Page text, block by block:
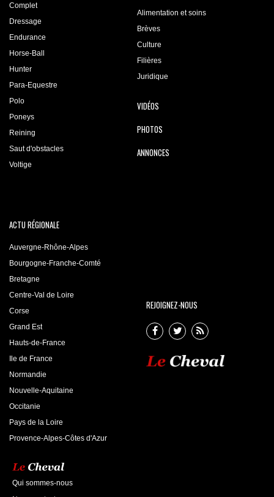
Complet
Dressage
Endurance
Horse-Ball
Hunter
Para-Equestre
Polo
Poneys
Reining
Saut d'obstacles
Voltige
Alimentation et soins
Brèves
Culture
Filières
Juridique
VIDÉOS
PHOTOS
ANNONCES
ACTU RÉGIONALE
Auvergne-Rhône-Alpes
Bourgogne-Franche-Comté
Bretagne
Centre-Val de Loire
Corse
Grand Est
Hauts-de-France
Ile de France
Normandie
Nouvelle-Aquitaine
Occitanie
Pays de la Loire
Provence-Alpes-Côtes d'Azur
REJOIGNEZ-NOUS
Qui sommes-nous